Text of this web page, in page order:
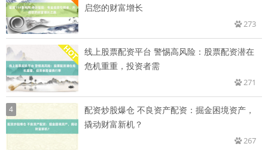
启您的财富增长
273
线上股票配资平台 警惕高风险：股票配资潜在
危机重重，投资者需
271
4
配资炒股爆仓 不良资产配资：掘金困境资产，
撬动财富新机？
267